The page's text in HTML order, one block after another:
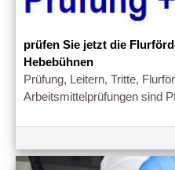
prüfen Sie jetzt die
Hebebühnen
Prüfung, Leitern, Tritte,
Arbeitsmittelprüfungen sind